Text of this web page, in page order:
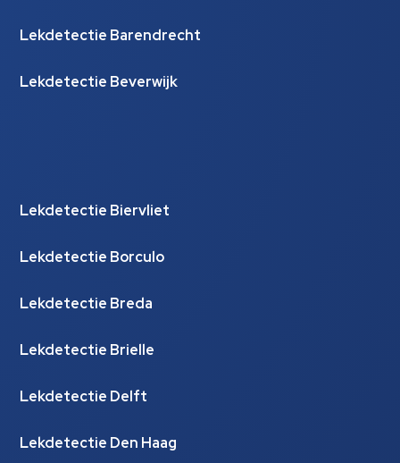
Lekdetectie Barendrecht
Lekdetectie Beverwijk
Lekdetectie Biervliet
Lekdetectie Borculo
Lekdetectie Breda
Lekdetectie Brielle
Lekdetectie Delft
Lekdetectie Den Haag